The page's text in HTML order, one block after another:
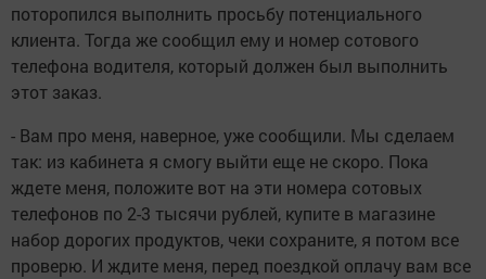
поторопился выполнить просьбу потенциального
клиента. Тогда же сообщил ему и номер сотового
телефона водителя, который должен был выполнить
этот заказ.
- Вам про меня, наверное, уже сообщили. Мы сделаем
так: из кабинета я смогу выйти еще не скоро. Пока
ждете меня, положите вот на эти номера сотовых
телефонов по 2-3 тысячи рублей, купите в магазине
набор дорогих продуктов, чеки сохраните, я потом все
проверю. И ждите меня, перед поездкой оплачу вам все